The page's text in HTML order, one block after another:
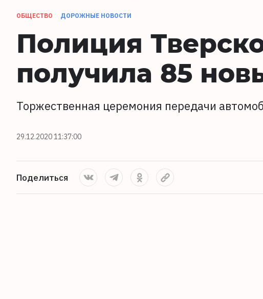
ОБЩЕСТВО ДОРОЖНЫЕ НОВОСТИ
Полиция
получила 85
Торжественная церемония передачи
29.12.2020 11:37:00
Поделиться